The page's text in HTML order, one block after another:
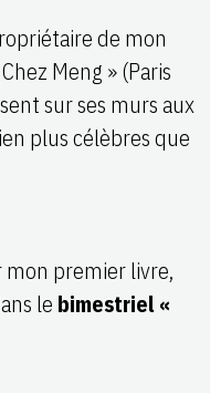
de mon
Meng » (Paris
sur ses murs aux
plus célèbres que
mon premier livre,
le bimestriel «